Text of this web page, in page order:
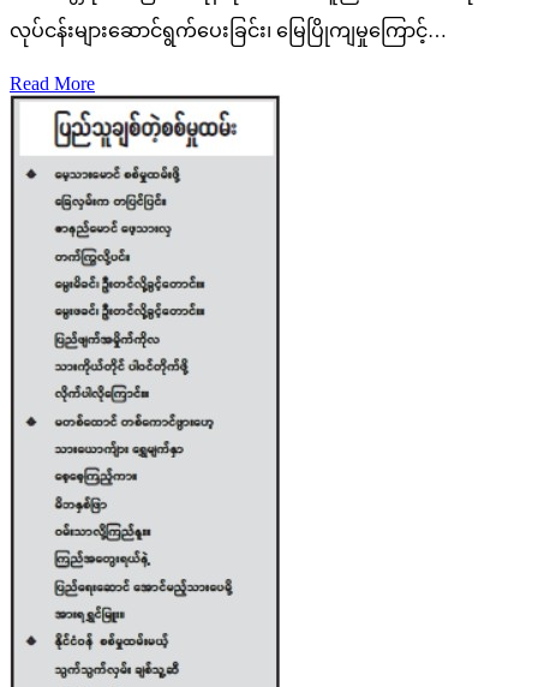
လုပ်ငန်းများဆောင်ရွက်ပေးခြင်း၊ မြေပြိုကျမှုကြောင့်…
Read More